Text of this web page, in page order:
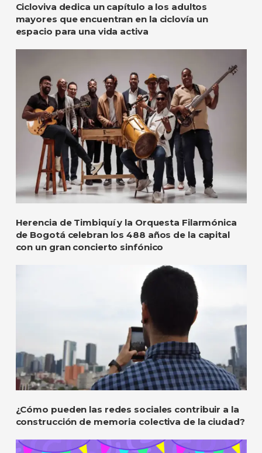
Cicloviva dedica un capítulo a los adultos
mayores que encuentran en la ciclovía un
espacio para una vida activa
Herencia de Timbiquí y la Orquesta Filarmónica
de Bogotá celebran los 488 años de la capital
con un gran concierto sinfónico
¿Cómo pueden las redes sociales contribuir a la
construcción de memoria colectiva de la ciudad?